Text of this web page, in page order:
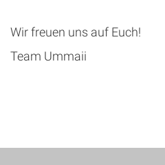
Wir freuen uns auf Euch!
Team Ummaii